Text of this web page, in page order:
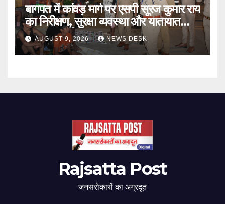
बागपत में कांवड़ मार्ग पर एसपी सूरज कुमार राय
का निरीक्षण, सुरक्षा व्यवस्था और यातायात
प्रबंधन का लिया जायजा
AUGUST 9, 2026 NEWS DESK
Rajsatta Post
जनसरोकारों का अग्रदूत